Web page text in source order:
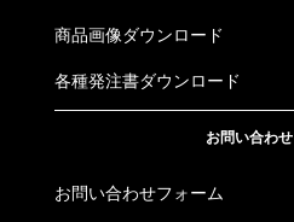
商品画像ダウンロード
各種発注書ダウンロード
お問い合わせ
お問い合わせフォーム